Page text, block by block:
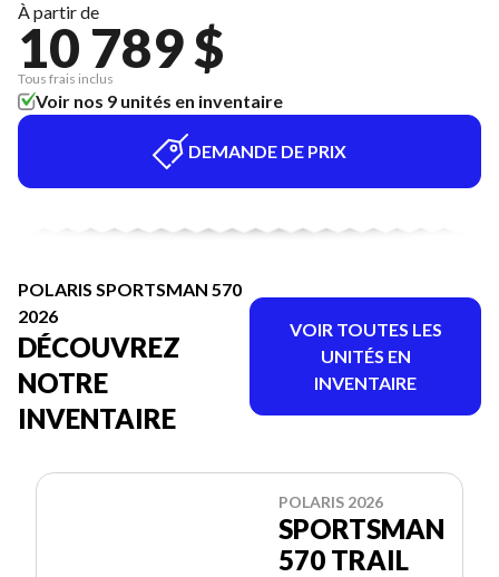
À partir de
10 789 $
Tous frais inclus
Voir nos 9 unités en inventaire
DEMANDE DE PRIX
POLARIS SPORTSMAN 570
2026
DÉCOUVREZ
NOTRE
INVENTAIRE
VOIR TOUTES LES
UNITÉS EN
INVENTAIRE
POLARIS 2026
SPORTSMAN
570 TRAIL